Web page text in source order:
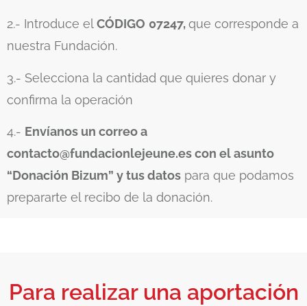
2.- Introduce elCÓDIGO 07247, que corresponde a
nuestra Fundación.
3.- Selecciona la cantidad que quieres donar y
confirma la operación
4.- Envíanos un correo a
contacto@fundacionlejeune.es con el asunto
“Donación Bizum” y tus datos para que podamos
prepararte el recibo de la donación.
Para realizar una aportación